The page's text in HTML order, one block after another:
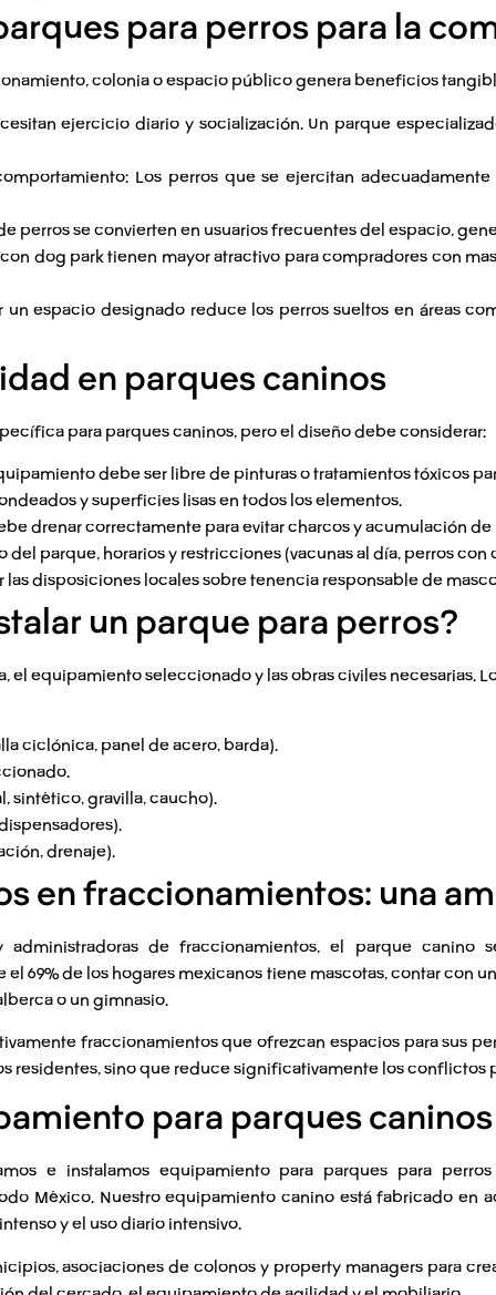
para perros para la
colonia o espacio público genera beneficios
ejercicio diario y socialización. Un parque
Los perros que se ejercitan
perros se convierten en usuarios frecuentes del espacio,
dog park tienen mayor atractivo para compradores con
un espacio designado reduce los perros sueltos en áreas
en parques caninos
para parques caninos, pero el diseño debe considerar:
debe ser libre de pinturas o tratamientos tóxicos
y superficies lisas en todos los elementos.
drenar correctamente para evitar charcos y acumulación de
del parque, horarios y restricciones (vacunas al día, perros
disposiciones locales sobre tenencia responsable de
un parque para perros?
el equipamiento seleccionado y las obras civiles necesarias.
ciclónica, panel de acero, barda).
sintético, gravilla, caucho).
drenaje).
en fraccionamientos: una
administradoras de fraccionamientos, el parque canino
69% de los hogares mexicanos tiene mascotas, contar con
o un gimnasio.
fraccionamientos que ofrezcan espacios para sus
residentes, sino que reduce significativamente los conflictos
para parques
e instalamos equipamiento para parques para perros
México. Nuestro equipamiento canino está fabricado en
y el uso diario intensivo.
asociaciones de colonos y property managers para